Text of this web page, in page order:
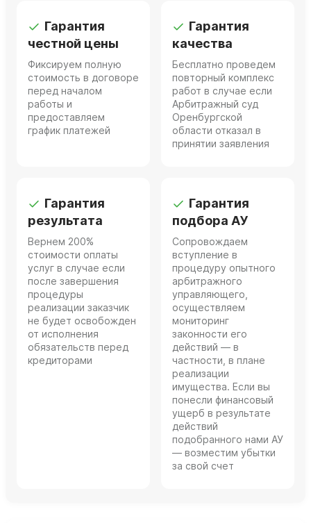
Гарантия
честной цены
Фиксируем полную
стоимость в договоре
перед началом
работы и
предоставляем
график платежей
Гарантия
качества
Бесплатно проведем
повторный комплекс
работ в случае если
Арбитражный суд
Оренбургской
области отказал в
принятии заявления
Гарантия
результата
Вернем 200%
стоимости оплаты
услуг в случае если
после завершения
процедуры
реализации заказчик
не будет освобожден
от исполнения
обязательств перед
кредиторами
Гарантия
подбора АУ
Сопровождаем
вступление в
процедуру опытного
арбитражного
управляющего,
осуществляем
мониторинг
законности его
действий — в
частности, в плане
реализации
имущества. Если вы
понесли финансовый
ущерб в результате
действий
подобранного нами АУ
— возместим убытки
за свой счет